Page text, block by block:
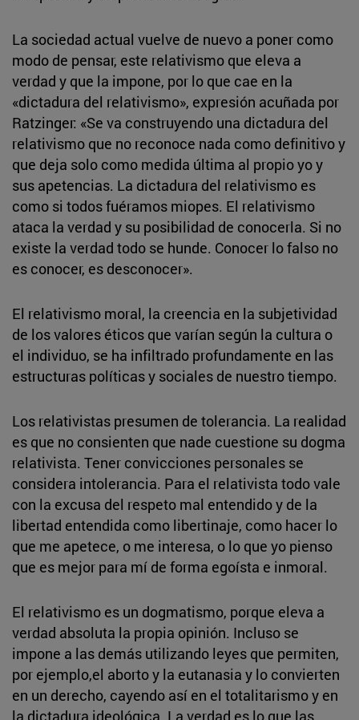
La sociedad actual vuelve de nuevo a poner como
modo de pensar, este relativismo que eleva a
verdad y que la impone, por lo que cae en la
«dictadura del relativismo», expresión acuñada por
Ratzinger: «Se va construyendo una dictadura del
relativismo que no reconoce nada como definitivo y
que deja solo como medida última al propio yo y
sus apetencias. La dictadura del relativismo es
como si todos fuéramos miopes. El relativismo
ataca la verdad y su posibilidad de conocerla. Si no
existe la verdad todo se hunde. Conocer lo falso no
es conocer, es desconocer».
El relativismo moral, la creencia en la subjetividad
de los valores éticos que varían según la cultura o
el individuo, se ha infiltrado profundamente en las
estructuras políticas y sociales de nuestro tiempo.
Los relativistas presumen de tolerancia. La realidad
es que no consienten que nade cuestione su dogma
relativista. Tener convicciones personales se
considera intolerancia. Para el relativista todo vale
con la excusa del respeto mal entendido y de la
libertad entendida como libertinaje, como hacer lo
que me apetece, o me interesa, o lo que yo pienso
que es mejor para mí de forma egoísta e inmoral.
El relativismo es un dogmatismo, porque eleva a
verdad absoluta la propia opinión. Incluso se
impone a las demás utilizando leyes que permiten,
por ejemplo,el aborto y la eutanasia y lo convierten
en un derecho, cayendo así en el totalitarismo y en
la dictadura ideológica. La verdad es lo que las